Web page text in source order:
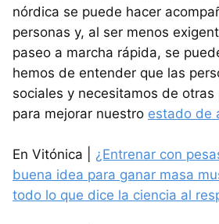
nórdica se puede hacer
personas y, al ser menos
paseo a marcha rápida, se
hemos de entender que las
sociales y necesitamos de
para mejorar nuestro estado de
En Vitónica | ¿Entrenar con
buena idea para ganar masa
todo lo que dice la ciencia al